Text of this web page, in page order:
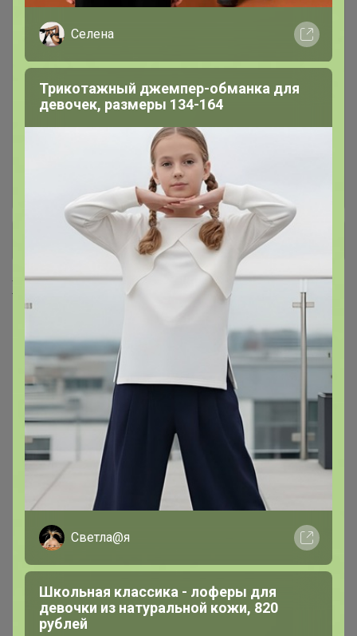
Омега-3 (Незаменимые жирные
кислоты) все формы и
производители
Для суставов и связок, волос и
ногтей
ПРОТЕИН (Высокобелковые
смеси) Батончики, Арахисовая
+ Ещё 12 каталогов
Хиты продаж
565р
-54%
Омега-3 (ПНЖК 1050),
90капс, Naturalsphere
545р
Комплекс питьевой
Магний+В6 со вкусом вишни,
Селена
Трикотажный джемпер-обманка для
девочек, размеры 134-164
Светла@я
Школьная классика - лоферы для
девочки из натуральной кожи, 820
рублей